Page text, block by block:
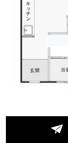
きっと最初は
せるのか。」
議なもので、
れる時代なん
物語が始まる